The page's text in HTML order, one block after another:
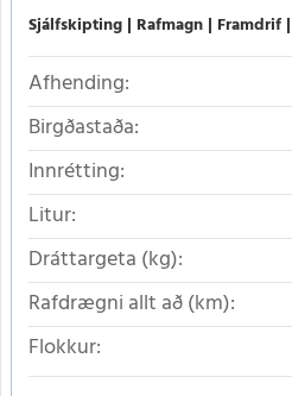
Sjálfskipting Rafmagn Framdrif
Afhending:
Birgðastaða:
Innrétting:
Litur:
Dráttargeta (kg):
Rafdrægni allt að (km):
Flokkur: